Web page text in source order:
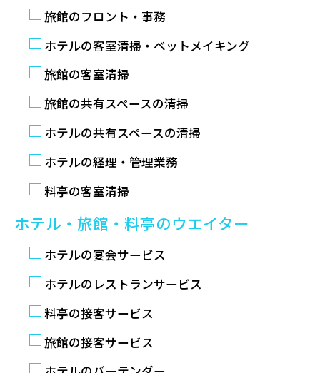
旅館のフロント・事務
ホテルの客室清掃・ベットメイキング
旅館の客室清掃
旅館の共有スペースの清掃
ホテルの共有スペースの清掃
ホテルの経理・管理業務
料亭の客室清掃
ホテル・旅館・料亭のウエイター
ホテルの宴会サービス
ホテルのレストランサービス
料亭の接客サービス
旅館の接客サービス